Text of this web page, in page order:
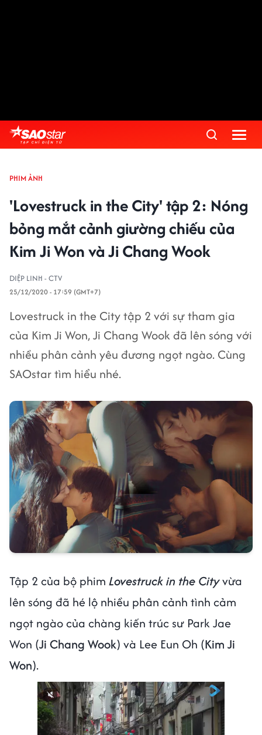
PHIM ẢNH
'Lovestruck in the City' tập 2: Nóng
bỏng mắt cảnh giường chiếu của
Kim Ji Won và Ji Chang Wook
DIỆP LINH - CTV
25/12/2020 - 17:59 (GMT+7)
Lovestruck in the City tập 2 với sự tham gia
của Kim Ji Won, Ji Chang Wook đã lên sóng với
nhiều phân cảnh yêu đương ngọt ngào. Cùng
SAOstar tìm hiểu nhé.
Tập 2 của bộ phim Lovestruck in the Cityvừa
lên sóng đã hé lộ nhiều phân cảnh tình cảm
ngọt ngào của chàng kiến trúc sư Park Jae
Won (Ji Chang Wook) và Lee Eun Oh (Kim Ji
Won).